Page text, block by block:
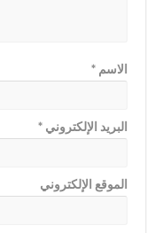
الاسم*
البريد الإلكتروني*
الموقع الإلكتروني